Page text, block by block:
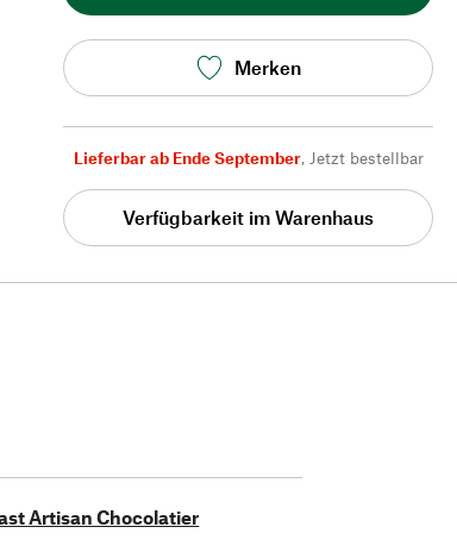
Merken
Lieferbar ab Ende September, Jetzt bestellbar
Verfügbarkeit im Warenhaus
Artisan Chocolatier